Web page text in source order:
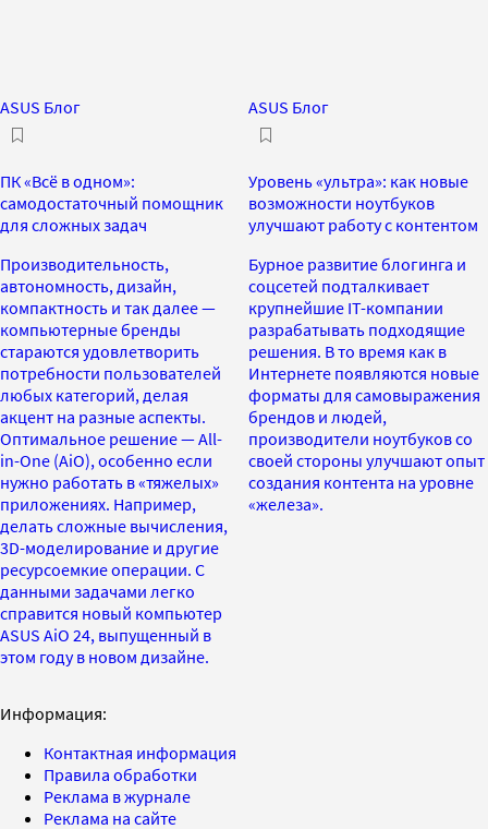
ASUS Блог
ПК «Всё в одном»:
самодостаточный помощник
для сложных задач
Производительность,
автономность, дизайн,
компактность и так далее —
компьютерные бренды
стараются удовлетворить
потребности пользователей
любых категорий, делая
акцент на разные аспекты.
Оптимальное решение — All-
in-One (AiO), особенно если
нужно работать в «тяжелых»
приложениях. Например,
делать сложные вычисления,
3D-моделирование и другие
ресурсоемкие операции. С
данными задачами легко
справится новый компьютер
ASUS AiO 24, выпущенный в
этом году в новом дизайне.
ASUS Блог
Уровень «ультра»: как новые
возможности ноутбуков
улучшают работу с контентом
Бурное развитие блогинга и
соцсетей подталкивает
крупнейшие IT-компании
разрабатывать подходящие
решения. В то время как в
Интернете появляются новые
форматы для самовыражения
брендов и людей,
производители ноутбуков со
своей стороны улучшают опыт
создания контента на уровне
«железа».
Информация:
Контактная информация
Правила обработки
Реклама в журнале
Реклама на сайте